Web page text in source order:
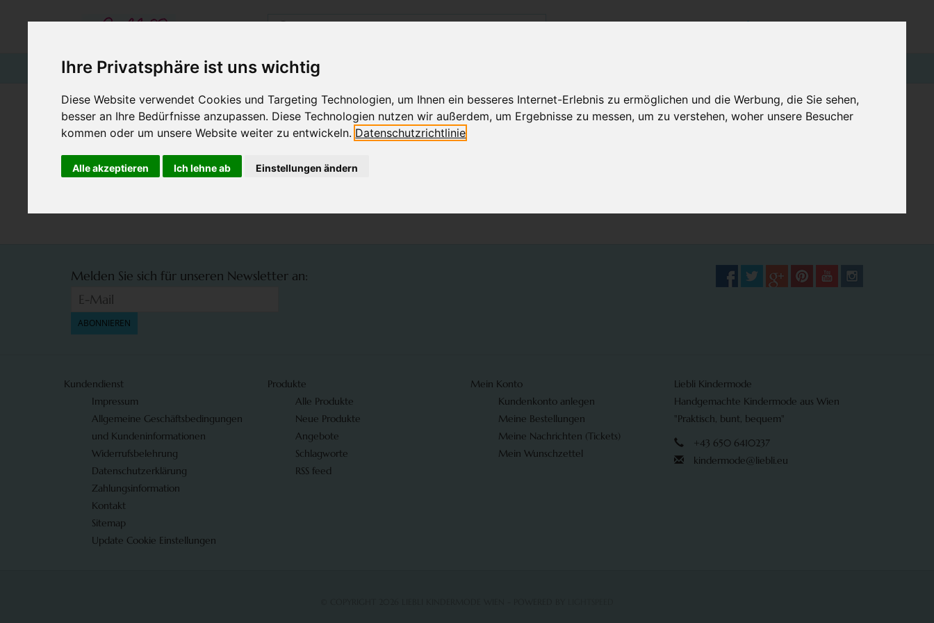
Ihre Privatsphäre ist uns wichtig
Diese Website verwendet Cookies und Targeting Technologien, um Ihnen ein besseres Internet-Erlebnis zu ermöglichen und die Werbung, die Sie sehen,
besser an Ihre Bedürfnisse anzupassen. Diese Technologien nutzen wir außerdem, um Ergebnisse zu messen, um zu verstehen, woher unsere Besucher
kommen oder um unsere Website weiter zu entwickeln. Datenschutzrichtlinie
Alle akzeptieren Ich lehne ab Einstellungen ändern
STARTSEITE GUTSCHEINE KINDERGESCHÄFT IN WIEN
MITWACHSENDE TUNIKAKLEIDER
Produkte kommen bald
Melden Sie sich für unseren Newsletter an:
ABONNIEREN
Kundendienst
Impressum
Allgemeine Geschäftsbedingungen
und Kundeninformationen
Widerrufsbelehrung
Datenschutzerklärung
Zahlungsinformation
Kontakt
Sitemap
Update Cookie Einstellungen
Produkte
Alle Produkte
Neue Produkte
Angebote
Schlagworte
RSS feed
Mein Konto
Kundenkonto anlegen
Meine Bestellungen
Meine Nachrichten (Tickets)
Mein Wunschzettel
Liebli Kindermode
Handgemachte Kindermode aus Wien
"Praktisch, bunt, bequem"
+43 650 6410237
kindermode@liebli.eu